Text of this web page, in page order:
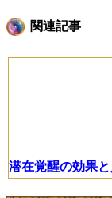
関連記事
潜在覚醒の効果